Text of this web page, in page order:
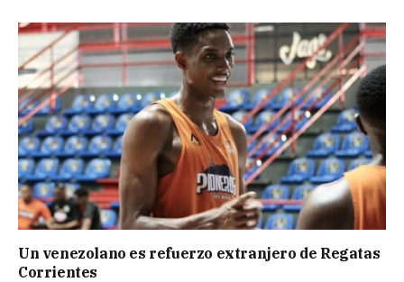
Un venezolano es refuerzo extranjero de Regatas
Corrientes